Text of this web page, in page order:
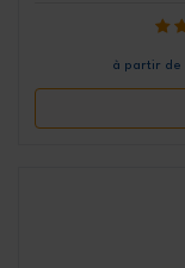
à partir de